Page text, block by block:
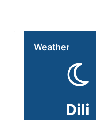
Weather
Dili